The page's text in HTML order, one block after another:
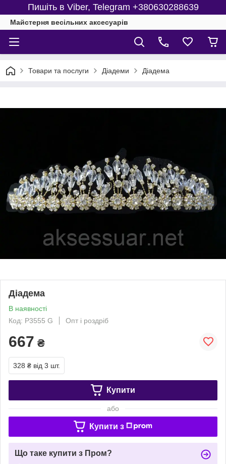
Пишіть в Viber, Telegram +380630288639
Майстерня веcільних аксесуарів
Товари та послуги Діадеми Діадема
Діадема
В наявності
Код: P3555 G
Опт і роздріб
667 ₴
328 ₴ від 3 шт.
Купити
або
Купити з
Що таке купити з Пром?